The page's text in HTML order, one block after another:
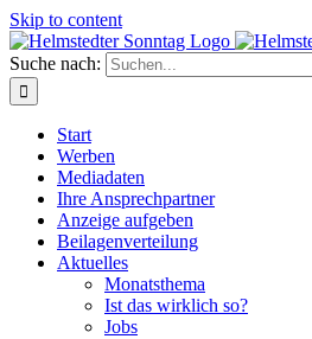
Skip to content
Suche nach:
Start
Werben
Mediadaten
Ihre Ansprechpartner
Anzeige aufgeben
Beilagenverteilung
Aktuelles
Monatsthema
Ist das wirklich so?
Jobs